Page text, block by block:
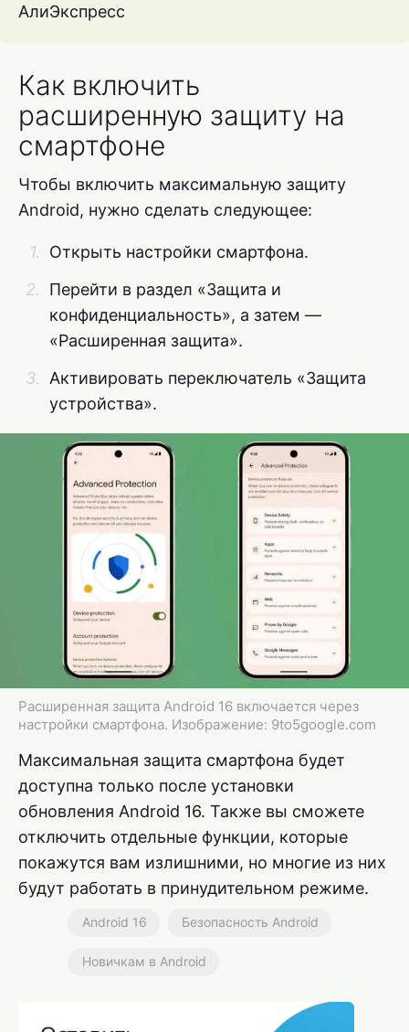
АлиЭкспресс
Как включить
расширенную защиту на
смартфоне
Чтобы включить максимальную защиту
Android, нужно сделать следующее:
Открыть настройки смартфона.
Перейти в раздел «Защита и
конфиденциальность», а затем —
«Расширенная защита».
Активировать переключатель «Защита
устройства».
Расширенная защита Android 16 включается через
настройки смартфона. Изображение: 9to5google.com
Максимальная защита смартфона будет
доступна только после установки
обновления Android 16. Также вы сможете
отключить отдельные функции, которые
покажутся вам излишними, но многие из них
будут работать в принудительном режиме.
Android 16 Безопасность Android
Новичкам в Android